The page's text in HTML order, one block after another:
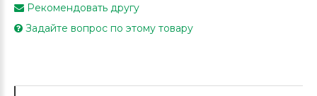
Рекомендовать другу
Задайте вопрос по этому товару